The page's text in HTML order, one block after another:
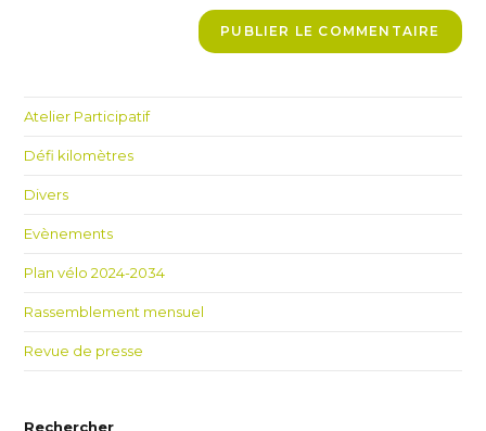
Atelier Participatif
Défi kilomètres
Divers
Evènements
Plan vélo 2024-2034
Rassemblement mensuel
Revue de presse
Rechercher